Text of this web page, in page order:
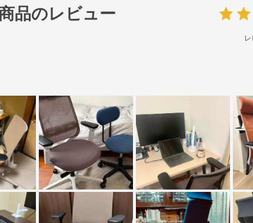
品のレビュー
レ